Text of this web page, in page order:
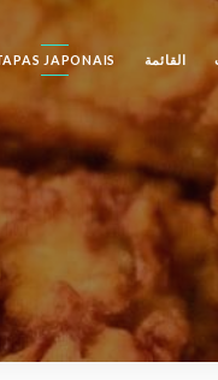
القائمة JAPONAIS